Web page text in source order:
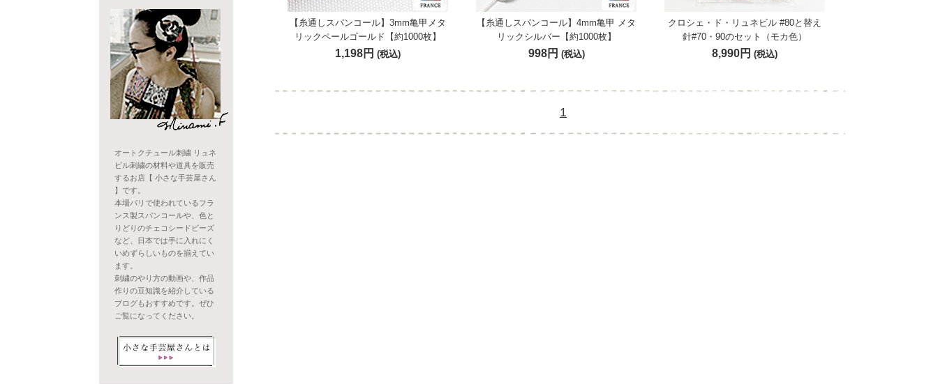
【糸通しスパンコール】3mm亀甲メタ
リックペールゴールド【約1000枚】
1,198円 (税込)
【糸通しスパンコール】4mm亀甲 メタ
リックシルバー【約1000枚】
998円 (税込)
クロシェ・ド・リュネビル #80と替え
針#70・90のセット（モカ色）
8,990円 (税込)
1
オートクチュール刺繍 リュネ
ビル刺繍の材料や道具を販売
するお店【 小さな手芸屋さん
】です。
本場パリで使われているフラ
ンス製スパンコールや、色と
りどりのチェコシードビーズ
など、日本では手に入れにく
いめずらしいものを揃えてい
ます。
刺繍のやり方の動画や、作品
作りの豆知識を紹介している
ブログもおすすめです。ぜひ
ご覧になってください。